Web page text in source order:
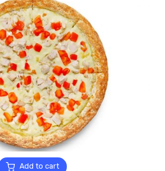
Add to cart